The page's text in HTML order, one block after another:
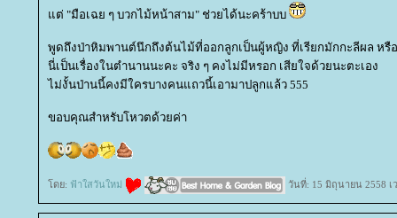
ต่ "มือเฉย ๆ บวกไม้หน้าสาม" ช่วยได้นะคร้าบบ
พูดถึงป่าหิมพานต์นึกถึงต้นไม้ที่ออกลูกเป็นผู้หญิง ที่เรียกมักกะลีผล หรื
นี่เป็นเรื่องในตำนานนะคะ จริง ๆ คงไม่มีหรอก เสียใจด้วยนะตะเอง
ไม่งั้นป่านนี้คงมีใครบางคนแถวนี้เอามาปลูกแล้ว 555
ขอบคุณสำหรับโหวตด้วยค่า
ดย: ฟ้าใสวันใหม่ วันที่: 15 มิถุนายน 2558 เ